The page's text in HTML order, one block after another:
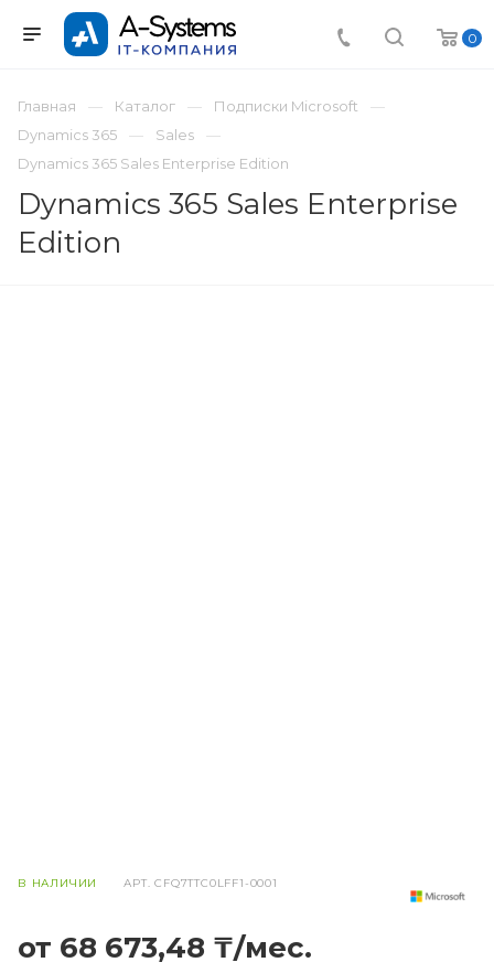
0
Главная Каталог
Подписки Microsoft
Dynamics 365
Sales
Dynamics 365 Sales Enterprise Edition
Dynamics 365 Sales Enterprise
Edition
В НАЛИЧИИ АРТ.CFQ7TTC0LFF1-0001
от 68 673,48 ₸/мес.